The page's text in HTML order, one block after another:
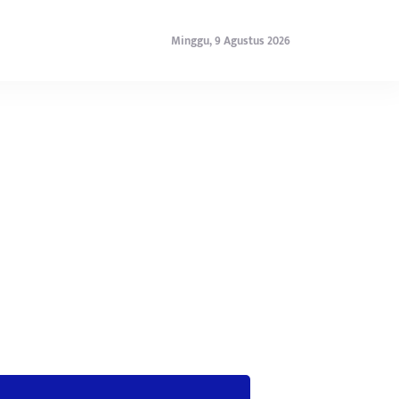
Minggu, 9 Agustus 2026